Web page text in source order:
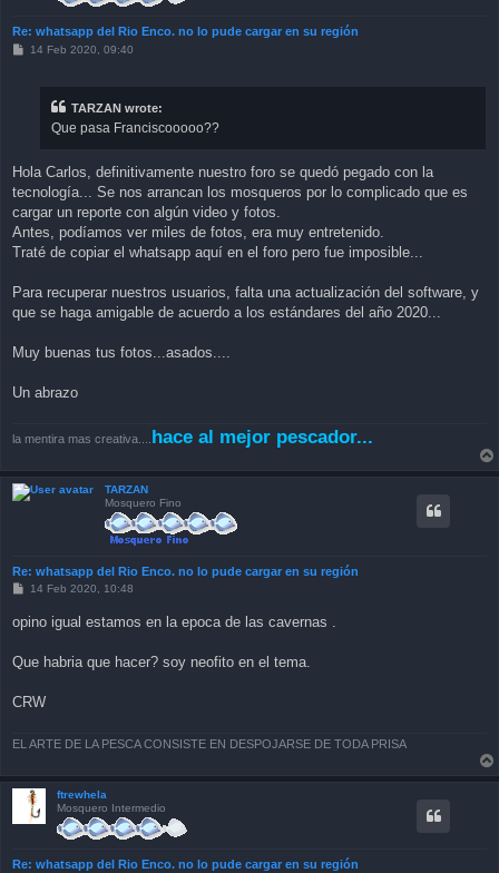
Re: whatsapp del Rio Enco. no lo pude cargar en su región
P14 Feb 2020, 09:40
TARZAN wrote:
Que pasa Franciscooooo??
Hola Carlos, definitivamente nuestro foro se quedó pegado con la
tecnología... Se nos arrancan los mosqueros por lo complicado que es
cargar un reporte con algún video y fotos.
Antes, podíamos ver miles de fotos, era muy entretenido.
Traté de copiar el whatsapp aquí en el foro pero fue imposible...
Para recuperar nuestros usuarios, falta una actualización del software, y
que se haga amigable de acuerdo a los estándares del año 2020...
Muy buenas tus fotos...asados....
Un abrazo
la mentira mas creativa.... hace al mejor pescador...
TARZAN
Mosquero Fino
Re: whatsapp del Rio Enco. no lo pude cargar en su región
P
s
t
14 Feb 2020, 10:48
opino igual estamos en la epoca de las cavernas .
Que habria que hacer? soy neofito en el tema.
CRW
EL ARTE DE LA PESCA CONSISTE EN DESPOJARSE DE TODA PRISA
ftrewhela
Mosquero Intermedio
Re: whatsapp del Rio Enco. no lo pude cargar en su región